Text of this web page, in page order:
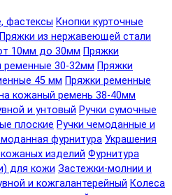
фастексы Кнопки курточные
Пряжки из нержавеющей стали
10мм до 30мм Пряжки
ременные 30-32мм Пряжки
45 мм Пряжки ременные
кожаный ремень 38-40мм
и унтовый Ручки сумочные
плоские Ручки чемоданные и
фурнитура Украшения
изделий Фурнитура
для кожи Застежки-молнии и
и кожгалантерейный Колеса